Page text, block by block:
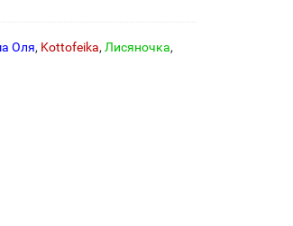
Оля, Kottofeika, Лисяночка,